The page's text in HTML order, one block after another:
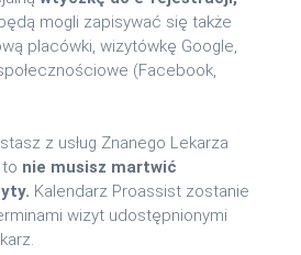
mogli zapisywać się także
placówki, wizytówkę Google,
(Facebook,
z usług Znanego Lekarza
nie musisz martwić
Kalendarz Proassist zostanie
wizyt udostępnionymi